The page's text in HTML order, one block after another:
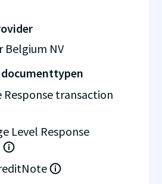
Belgium NV
transaction
Level Response